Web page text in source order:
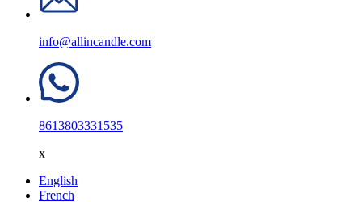
info@allincandle.com
8613803331535
x
English
French